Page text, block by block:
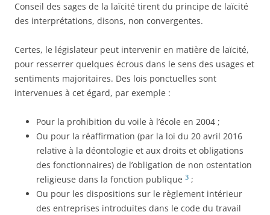
Conseil des sages de la laïcité tirent du principe de laïcité
des interprétations, disons, non convergentes.
Certes, le législateur peut intervenir en matière de laïcité,
pour resserrer quelques écrous dans le sens des usages et
sentiments majoritaires. Des lois ponctuelles sont
intervenues à cet égard, par exemple :
Pour la prohibition du voile à l’école en 2004 ;
Ou pour la réaffirmation (par la loi du 20 avril 2016
relative à la déontologie et aux droits et obligations
des fonctionnaires) de l’obligation de non ostentation
religieuse dans la fonction publique 3 ;
Ou pour les dispositions sur le règlement intérieur
des entreprises introduites dans le code du travail